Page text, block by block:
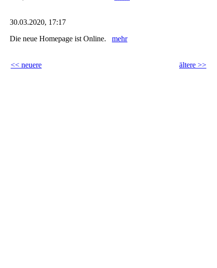
30.03.2020, 17:17
Die neue Homepage ist Online. mehr
<< neuere ältere >>